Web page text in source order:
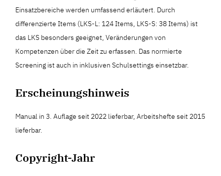
Einsatzbereiche werden umfassend erläutert. Durch
differenzierte Items (LKS-L: 124 Items, LKS-S: 38 Items) ist
das LKS besonders geeignet, Veränderungen von
Kompetenzen über die Zeit zu erfassen. Das normierte
Screening ist auch in inklusiven Schulsettings einsetzbar.
Erscheinungshinweis
Manual in 3. Auflage seit 2022 lieferbar, Arbeitshefte seit 2015
lieferbar.
Copyright-Jahr